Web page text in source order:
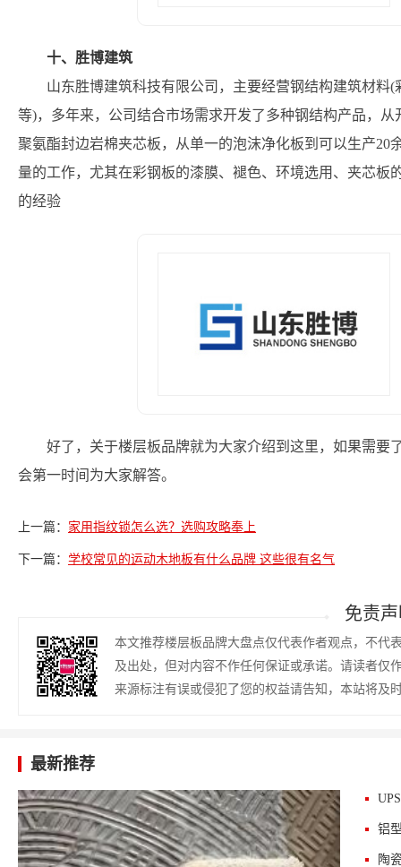
十、胜博建筑
山东胜博建筑科技有限公司，主要经营钢结构建筑材
等)，多年来，公司结合市场需求开发了多种钢结构产品，
聚氨酯封边岩棉夹芯板，从单一的泡沫净化板到可以生产
量的工作，尤其在彩钢板的漆膜、褪色、环境选用、夹芯
的经验
好了，关于楼层板品牌就为大家介绍到这里，如果需要
会第一时间为大家解答。
上一篇： 家用指纹锁怎么选？选购攻略奉上
下一篇： 学校常见的运动木地板有什么品牌 这些很有名气
免责
本文推荐楼层板品牌大盘点仅代表作者观点，不代
及出处，但对内容不作任何保证或承诺。请读者仅
来源标注有误或侵犯了您的权益请告知，本站将及
最新推荐
铝
陶